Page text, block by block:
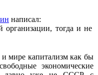
написал:
тогда и не
мире капитализм как бы
экономические